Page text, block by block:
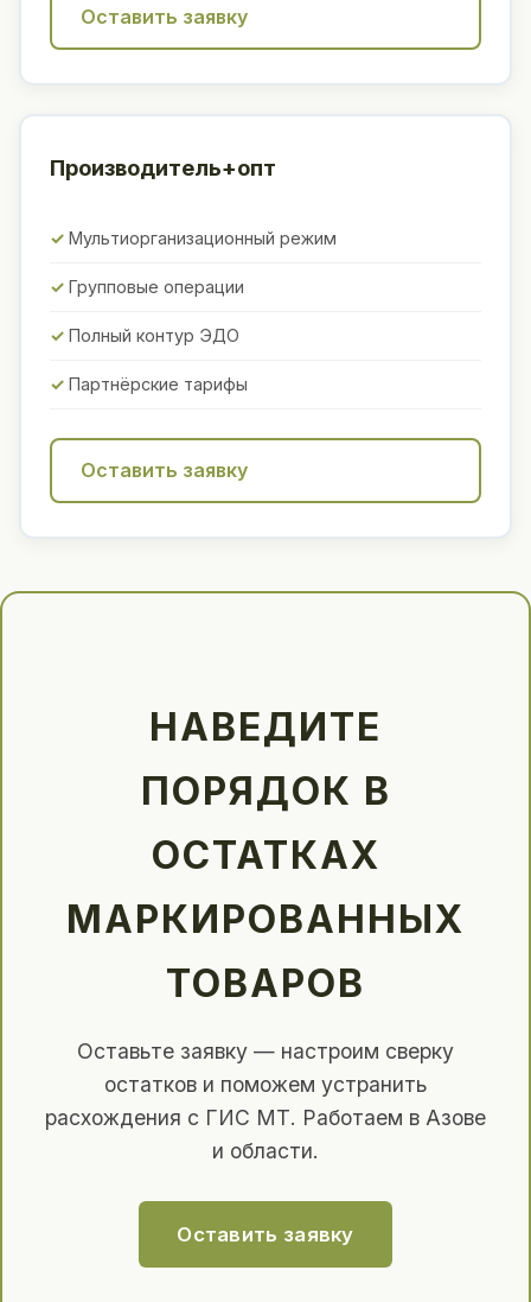
Оставить заявку
Производитель+опт
Мультиорганизационный режим
Групповые операции
Полный контур ЭДО
Партнёрские тарифы
Оставить заявку
НАВЕДИТЕ
ПОРЯДОК В
ОСТАТКАХ
МАРКИРОВАННЫХ
ТОВАРОВ
Оставьте заявку — настроим сверку
остатков и поможем устранить
расхождения с ГИС МТ. Работаем в Азове
и области.
Оставить заявку